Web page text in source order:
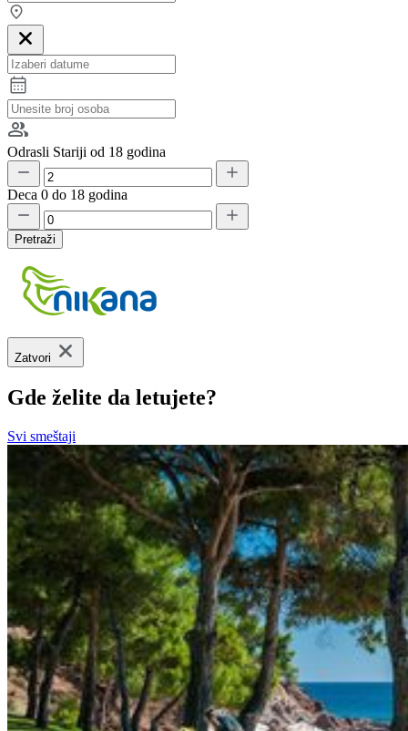
Odrasli Stariji od 18 godina
Deca 0 do 18 godina
Pretraži
Zatvori
Gde želite da letujete?
Svi smeštaji